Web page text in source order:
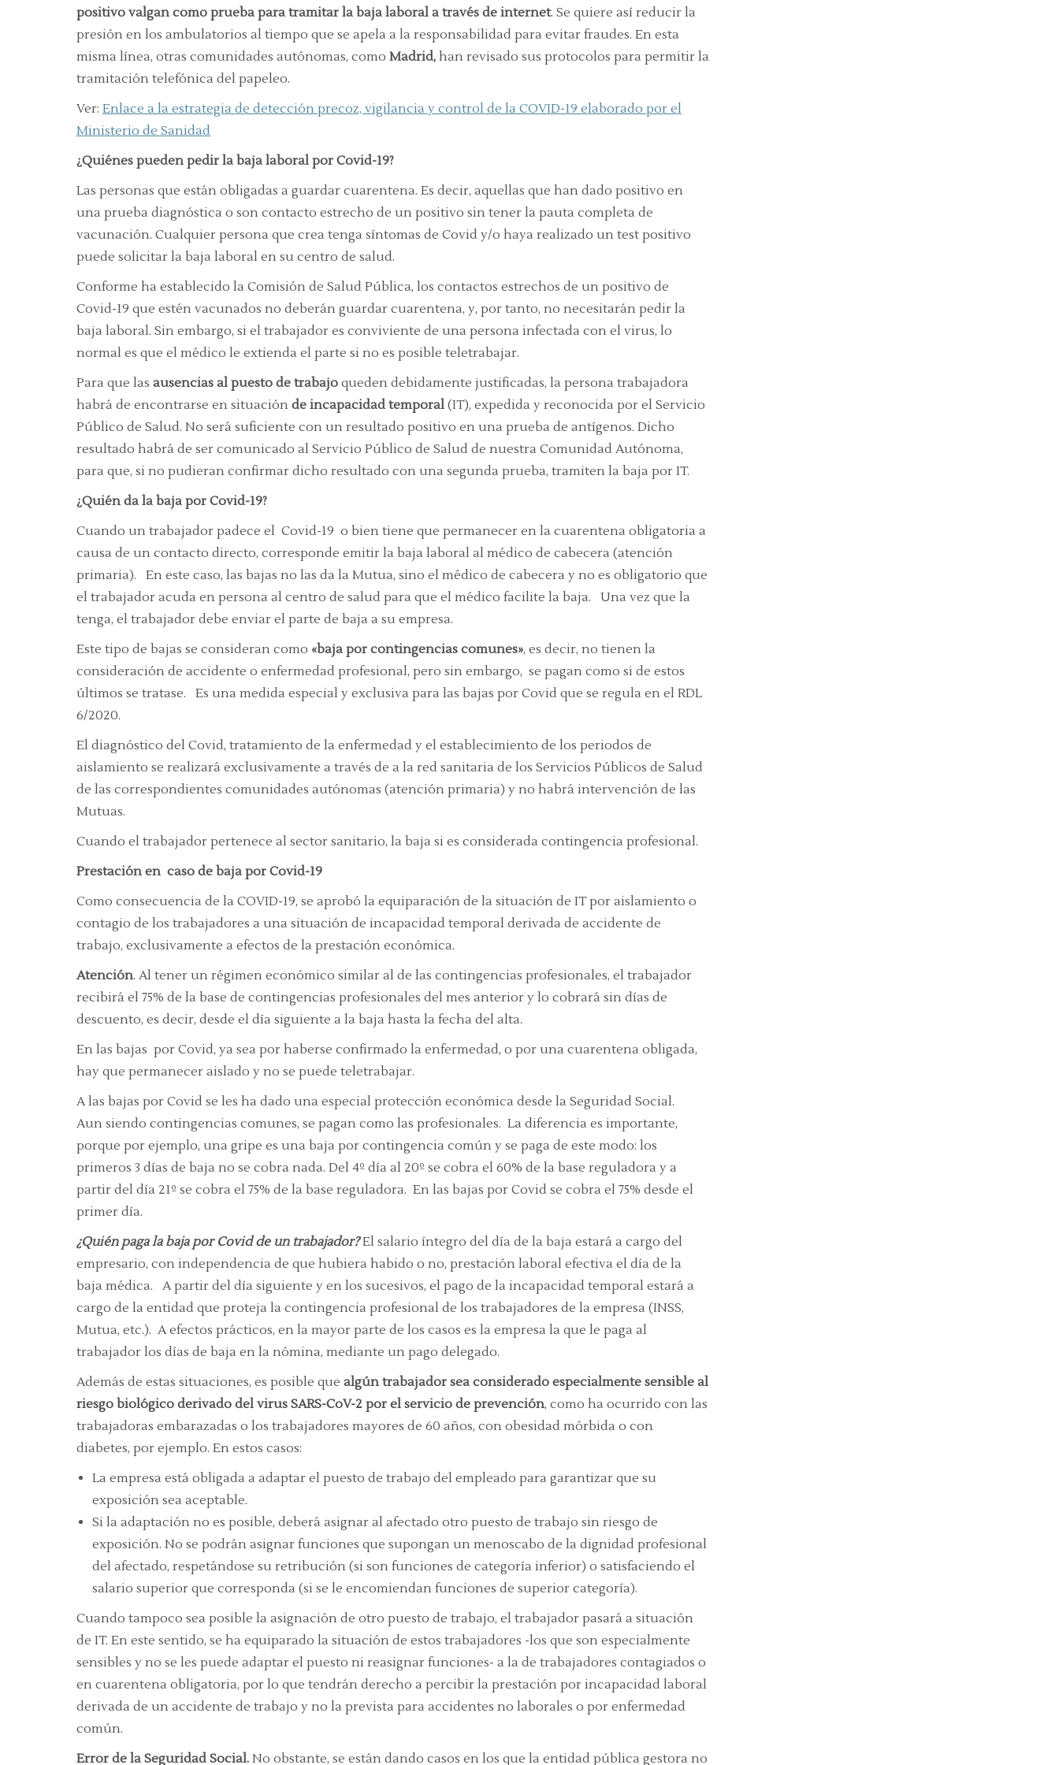
positivo valgan como prueba para tramitar la baja laboral a través de internet. Se quiere así reducir la
presión en los ambulatorios al tiempo que se apela a la responsabilidad para evitar fraudes. En esta
misma línea, otras comunidades autónomas, como Madrid, han revisado sus protocolos para permitir la
tramitación telefónica del papeleo.
Ver: Enlace a la estrategia de detección precoz, vigilancia y control de la COVID-19 elaborado por el
Ministerio de Sanidad
¿Quiénes pueden pedir la baja laboral por Covid-19?
Las personas que están obligadas a guardar cuarentena. Es decir, aquellas que han dado positivo en
una prueba diagnóstica o son contacto estrecho de un positivo sin tener la pauta completa de
vacunación. Cualquier persona que crea tenga síntomas de Covid y/o haya realizado un test positivo
puede solicitar la baja laboral en su centro de salud.
Conforme ha establecido la Comisión de Salud Pública, los contactos estrechos de un positivo de
Covid-19 que estén vacunados no deberán guardar cuarentena, y, por tanto, no necesitarán pedir la
baja laboral. Sin embargo, si el trabajador es conviviente de una persona infectada con el virus, lo
normal es que el médico le extienda el parte si no es posible teletrabajar.
Para que las ausencias al puesto de trabajo queden debidamente justificadas, la persona trabajadora
habrá de encontrarse en situación de incapacidad temporal (IT), expedida y reconocida por el Servicio
Público de Salud. No será suficiente con un resultado positivo en una prueba de antígenos. Dicho
resultado habrá de ser comunicado al Servicio Público de Salud de nuestra Comunidad Autónoma,
para que, si no pudieran confirmar dicho resultado con una segunda prueba, tramiten la baja por IT.
¿Quién da la baja por Covid-19?
Cuando un trabajador padece el Covid-19 o bien tiene que permanecer en la cuarentena obligatoria a
causa de un contacto directo, corresponde emitir la baja laboral al médico de cabecera (atención
primaria). En este caso, las bajas no las da la Mutua, sino el médico de cabecera y no es obligatorio que
el trabajador acuda en persona al centro de salud para que el médico facilite la baja. Una vez que la
tenga, el trabajador debe enviar el parte de baja a su empresa.
Este tipo de bajas se consideran como «baja por contingencias comunes», es decir, no tienen la
consideración de accidente o enfermedad profesional, pero sin embargo, se pagan como si de estos
últimos se tratase. Es una medida especial y exclusiva para las bajas por Covid que se regula en el RDL
6/2020.
El diagnóstico del Covid, tratamiento de la enfermedad y el establecimiento de los periodos de
aislamiento se realizará exclusivamente a través de a la red sanitaria de los Servicios Públicos de Salud
de las correspondientes comunidades autónomas (atención primaria) y no habrá intervención de las
Mutuas.
Cuando el trabajador pertenece al sector sanitario, la baja si es considerada contingencia profesional.
Prestación en caso de baja por Covid-19
Como consecuencia de la COVID-19, se aprobó la equiparación de la situación de IT por aislamiento o
contagio de los trabajadores a una situación de incapacidad temporal derivada de accidente de
trabajo, exclusivamente a efectos de la prestación económica.
Atención. Al tener un régimen económico similar al de las contingencias profesionales, el trabajador
recibirá el 75% de la base de contingencias profesionales del mes anterior y lo cobrará sin días de
descuento, es decir, desde el día siguiente a la baja hasta la fecha del alta.
En las bajas por Covid, ya sea por haberse confirmado la enfermedad, o por una cuarentena obligada,
hay que permanecer aislado y no se puede teletrabajar.
A las bajas por Covid se les ha dado una especial protección económica desde la Seguridad Social.
Aun siendo contingencias comunes, se pagan como las profesionales. La diferencia es importante,
porque por ejemplo, una gripe es una baja por contingencia común y se paga de este modo: los
primeros 3 días de baja no se cobra nada. Del 4º día al 20º se cobra el 60% de la base reguladora y a
partir del día 21º se cobra el 75% de la base reguladora. En las bajas por Covid se cobra el 75% desde el
primer día.
¿Quién paga la baja por Covid de un trabajador?El salario íntegro del día de la baja estará a cargo del
empresario, con independencia de que hubiera habido o no, prestación laboral efectiva el día de la
baja médica. A partir del día siguiente y en los sucesivos, el pago de la incapacidad temporal estará a
cargo de la entidad que proteja la contingencia profesional de los trabajadores de la empresa (INSS,
Mutua, etc.). A efectos prácticos, en la mayor parte de los casos es la empresa la que le paga al
trabajador los días de baja en la nómina, mediante un pago delegado.
Además de estas situaciones, es posible que algún trabajador sea considerado especialmente sensible al
riesgo biológico derivado del virus SARS-CoV-2 por el servicio de prevención, como ha ocurrido con las
trabajadoras embarazadas o los trabajadores mayores de 60 años, con obesidad mórbida o con
diabetes, por ejemplo. En estos casos:
La empresa está obligada a adaptar el puesto de trabajo del empleado para garantizar que su
exposición sea aceptable.
Si la adaptación no es posible, deberá asignar al afectado otro puesto de trabajo sin riesgo de
exposición. No se podrán asignar funciones que supongan un menoscabo de la dignidad profesional
del afectado, respetándose su retribución (si son funciones de categoría inferior) o satisfaciendo el
salario superior que corresponda (si se le encomiendan funciones de superior categoría).
Cuando tampoco sea posible la asignación de otro puesto de trabajo, el trabajador pasará a situación
de IT. En este sentido, se ha equiparado la situación de estos trabajadores -los que son especialmente
sensibles y no se les puede adaptar el puesto ni reasignar funciones- a la de trabajadores contagiados o
en cuarentena obligatoria, por lo que tendrán derecho a percibir la prestación por incapacidad laboral
derivada de un accidente de trabajo y no la prevista para accidentes no laborales o por enfermedad
común.
Error de la Seguridad Social. No obstante, se están dando casos en los que la entidad pública gestora no